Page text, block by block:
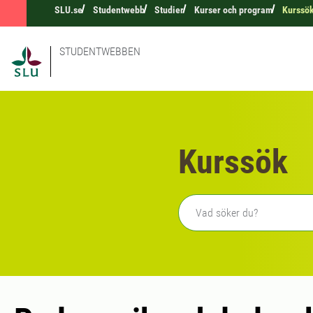
SLU.se Studentwebb Studier Kurser och program
STUDENTWEBBEN
Kurssök
Fritext sökning